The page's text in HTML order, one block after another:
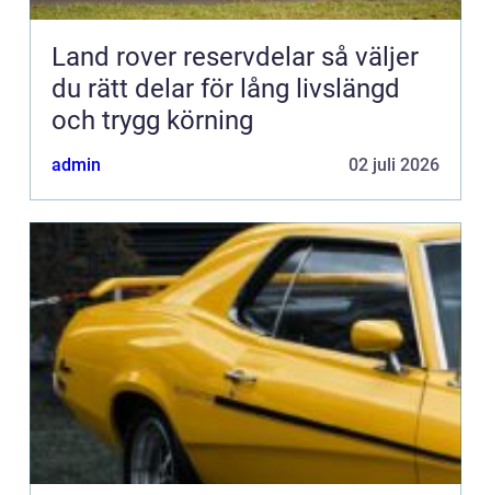
Land rover reservdelar så väljer
du rätt delar för lång livslängd
och trygg körning
admin 02 juli 2026